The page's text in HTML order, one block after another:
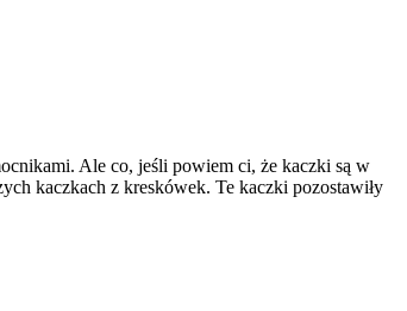
Ale co, jeśli powiem ci, że kaczki są w
kaczkach z kreskówek. Te kaczki pozostawiły